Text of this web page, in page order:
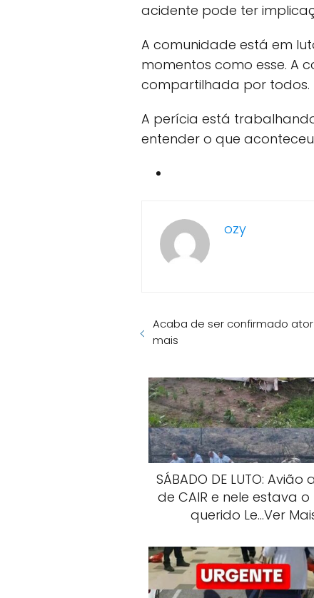
acidente pode ter
A comunidade está em
momentos como esse. A
compartilhada por todos.
A perícia está
entender o que
ozy
Acaba de ser confirmado
mais
SÁBADO DE LUTO:
de CAIR e nele estava o
querido Le…Ver